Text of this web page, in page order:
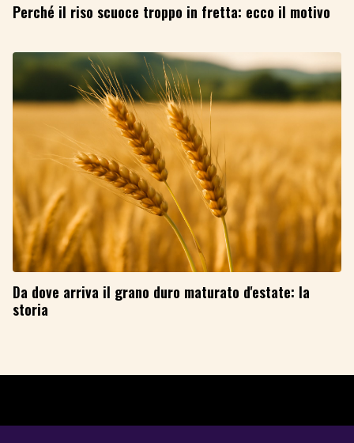
Perché il riso scuoce troppo in fretta: ecco il motivo
Da dove arriva il grano duro maturato d'estate: la
storia